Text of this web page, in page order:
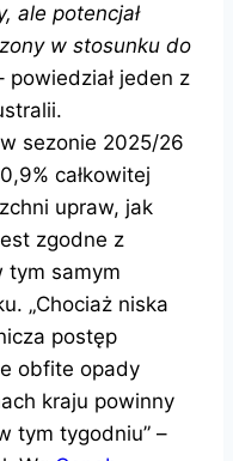
ale potencjał
w stosunku do
powiedział jeden z
sezonie 2025/26
całkowitej
upraw, jak
zgodne z
tym samym
„Chociaż niska
postęp
obfite opady
kraju powinny
tym tygodniu” –